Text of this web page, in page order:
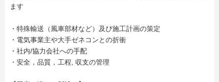
ます
・特殊輸送（風車部材など）及び施工計画の策定
・電気事業主や大手ゼネコンとの折衝
・社内/協力会社への手配
・安全，品質，工程, 収支の管理